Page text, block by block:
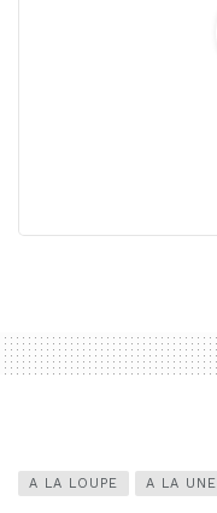
A LA LOUPE A LA UNE